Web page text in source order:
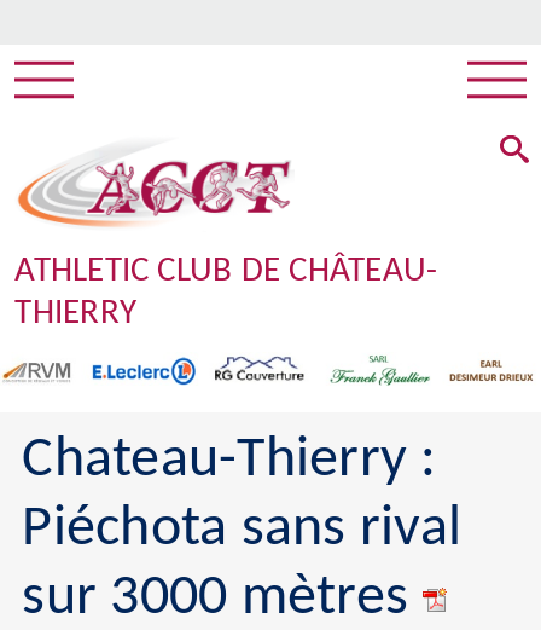
ATHLETIC CLUB DE CHÂTEAU-
THIERRY
Chateau-Thierry :
Piéchota sans rival
sur 3000 mètres